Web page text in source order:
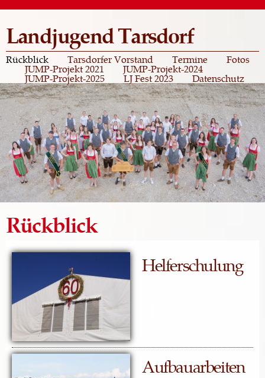
Direkt
Inhalt
Landjugend Tarsdorf
Rückblick Tarsdorfer Vorstand Termine Fotos
JUMP-Projekt 2021 JUMP-Projekt-2024
JUMP-Projekt-2025 LJ Fest 2023 Datenschutz
Rückblick
Helferschulung
Aufbauarbeiten